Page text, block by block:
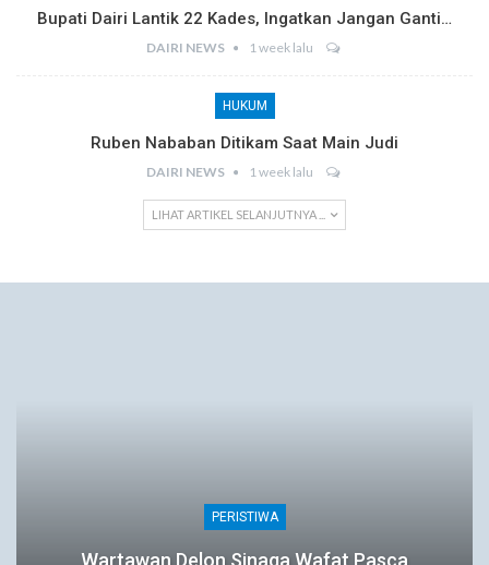
Bupati Dairi Lantik 22 Kades, Ingatkan Jangan Ganti…
DAIRI NEWS 1 week lalu
HUKUM
Ruben Nababan Ditikam Saat Main Judi
DAIRI NEWS 1 week lalu
LIHAT ARTIKEL SELANJUTNYA ...
PERISTIWA
Wartawan Delon Sinaga Wafat Pasca